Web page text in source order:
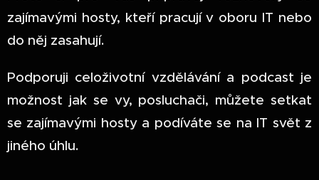
zajímavými hosty, kteří pracují v oboru IT nebo
do něj zasahují.
Podporuji celoživotní vzdělávání a podcast je
možnost jak se vy, posluchači, můžete setkat
se zajímavými hosty a podíváte se na IT svět z
jiného úhlu.